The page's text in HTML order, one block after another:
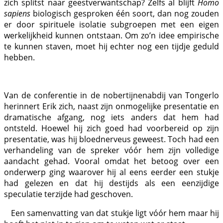
zich splitst naar geestverwantschap? Zelfs al blijft Homo
sapiens biologisch gesproken één soort, dan nog zouden
er door spirituele isolatie subgroepen met een eigen
werkelijkheid kunnen ontstaan. Om zo’n idee empirische
te kunnen staven, moet hij echter nog een tijdje geduld
hebben.
Van de conferentie in de nobertijnenabdij van Tongerlo
herinnert Erik zich, naast zijn onmogelijke presentatie en
dramatische afgang, nog iets anders dat hem had
ontsteld. Hoewel hij zich goed had voorbereid op zijn
presentatie, was hij bloednerveus geweest. Toch had een
verhandeling van de spreker vóór hem zijn volledige
aandacht gehad. Vooral omdat het betoog over een
onderwerp ging waarover hij al eens eerder een stukje
had gelezen en dat hij destijds als een eenzijdige
speculatie terzijde had geschoven.
Een samenvatting van dat stukje ligt vóór hem maar hij